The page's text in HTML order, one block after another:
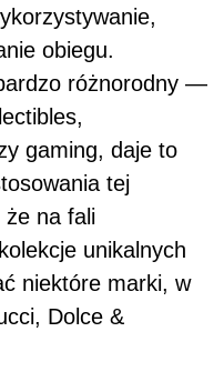
obiegu.
różnorodny —
gaming, daje to
tej
że na fali
unikalnych
niektóre marki, w
Dolce &